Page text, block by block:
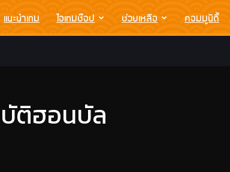
แนะนำเกม ไอเทมช๊อป ช่วยเหลือ คอมมูนิตี้
ติฮอนบัล